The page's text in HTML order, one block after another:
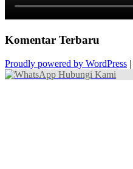
Komentar Terbaru
Proudly powered by WordPress |
Hubungi Kami